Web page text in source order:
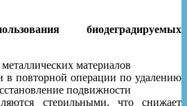
биодеградируемых
материалов
в повторной операции по удалению
подвижности
стерильными, что снижает